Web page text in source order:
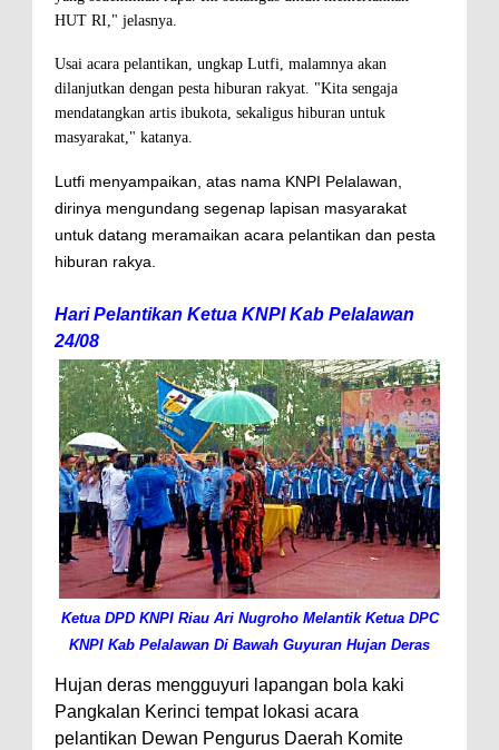
HUT RI," jelasnya.
Usai acara pelantikan, ungkap Lutfi, malamnya akan
dilanjutkan dengan pesta hiburan rakyat. "Kita sengaja
mendatangkan artis ibukota, sekaligus hiburan untuk
masyarakat," katanya.
Lutfi menyampaikan, atas nama KNPI Pelalawan,
dirinya mengundang segenap lapisan masyarakat
untuk datang meramaikan acara pelantikan dan pesta
hiburan rakya.
Hari Pelantikan Ketua KNPI Kab Pelalawan
24/08
Ketua DPD KNPI Riau Ari Nugroho Melantik Ketua DPC
KNPI Kab Pelalawan Di Bawah Guyuran Hujan Deras
Hujan‎ deras mengguyuri lapangan bola kaki
Pangkalan Kerinci tempat lokasi acara
pelantikan Dewan Pengurus Daerah Komite